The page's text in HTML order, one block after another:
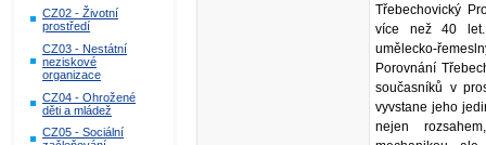
CZ02 - Životní
prostředí
CZ03 - Nestátní
neziskové
organizace
CZ04 - Ohrožené
děti a mládež
CZ05 - Sociální
Třebechovický
více než 40 let.
umělecko-
Porovnání
současníků v
vyvstane jeho
nejen